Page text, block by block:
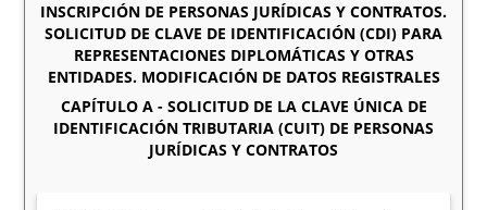
INSCRIPCIÓN DE PERSONAS JURÍDICAS Y CONTRATOS.
SOLICITUD DE CLAVE DE IDENTIFICACIÓN (CDI) PARA
REPRESENTACIONES DIPLOMÁTICAS Y OTRAS
ENTIDADES. MODIFICACIÓN DE DATOS REGISTRALES
CAPÍTULO A - SOLICITUD DE LA CLAVE ÚNICA DE
IDENTIFICACIÓN TRIBUTARIA (CUIT) DE PERSONAS
JURÍDICAS Y CONTRATOS